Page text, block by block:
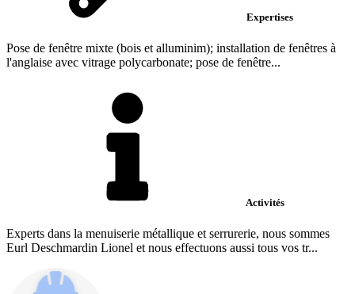
Expertises
Pose de fenêtre mixte (bois et alluminim); installation de fenêtres à
l'anglaise avec vitrage polycarbonate; pose de fenêtre...
Activités
Experts dans la menuiserie métallique et serrurerie, nous sommes
Eurl Deschmardin Lionel et nous effectuons aussi tous vos tr...